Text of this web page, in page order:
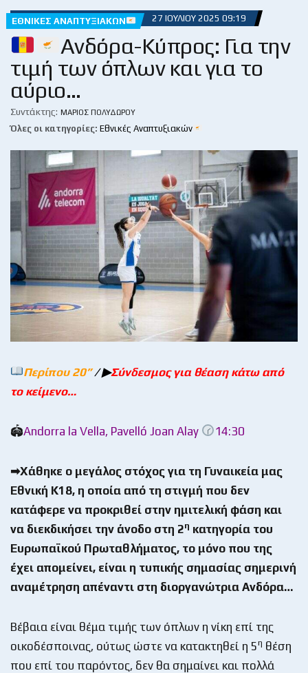
ΕΘΝΙΚΈΣ ΑΝΑΠΤΥΞΙΑΚΏΝ 27 ΙΟΥΛΊΟΥ 2025 09:19
Ανδόρα-Κύπρος: Για την
τιμή των όπλων και για το
αύριο…
Συντάκτης: ΜΆΡΙΟΣ ΠΟΛΥΔΏΡΟΥ
Όλες οι κατηγορίες: Εθνικές Αναπτυξιακών
Περίπου 20”/ ▶Σύνδεσμος για θέαση κάτω από
το κείμενο…
🏟Andorra la Vella, Pavelló Joan Alay 14:30
➡Χάθηκε ο μεγάλος στόχος για τη Γυναικεία μας
Εθνική Κ18, η οποία από τη στιγμή που δεν
κατάφερε να προκριθεί στην ημιτελική φάση και
να διεκδικήσει την άνοδο στη 2η κατηγορία του
Ευρωπαϊκού Πρωταθλήματος, το μόνο που της
έχει απομείνει, είναι η τυπικής σημασίας σημερινή
αναμέτρηση απέναντι στη διοργανώτρια Ανδόρα…
Βέβαια είναι θέμα τιμής των όπλων η νίκη επί της
οικοδέσποινας, ούτως ώστε να κατακτηθεί η 5η θέση
που επί του παρόντος, δεν θα σημαίνει και πολλά